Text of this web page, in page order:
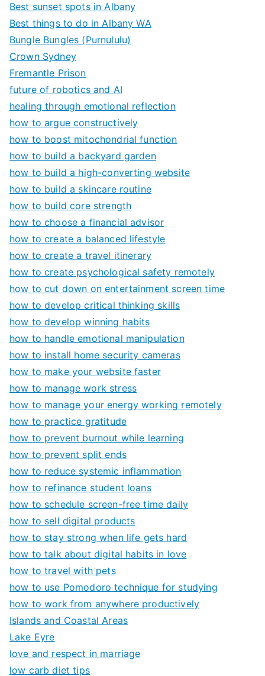
Best sunset spots in Albany
Best things to do in Albany WA
Bungle Bungles (Purnululu)
Crown Sydney
Fremantle Prison
future of robotics and AI
healing through emotional reflection
how to argue constructively
how to boost mitochondrial function
how to build a backyard garden
how to build a high-converting website
how to build a skincare routine
how to build core strength
how to choose a financial advisor
how to create a balanced lifestyle
how to create a travel itinerary
how to create psychological safety remotely
how to cut down on entertainment screen time
how to develop critical thinking skills
how to develop winning habits
how to handle emotional manipulation
how to install home security cameras
how to make your website faster
how to manage work stress
how to manage your energy working remotely
how to practice gratitude
how to prevent burnout while learning
how to prevent split ends
how to reduce systemic inflammation
how to refinance student loans
how to schedule screen-free time daily
how to sell digital products
how to stay strong when life gets hard
how to talk about digital habits in love
how to travel with pets
how to use Pomodoro technique for studying
how to work from anywhere productively
Islands and Coastal Areas
Lake Eyre
love and respect in marriage
low carb diet tips